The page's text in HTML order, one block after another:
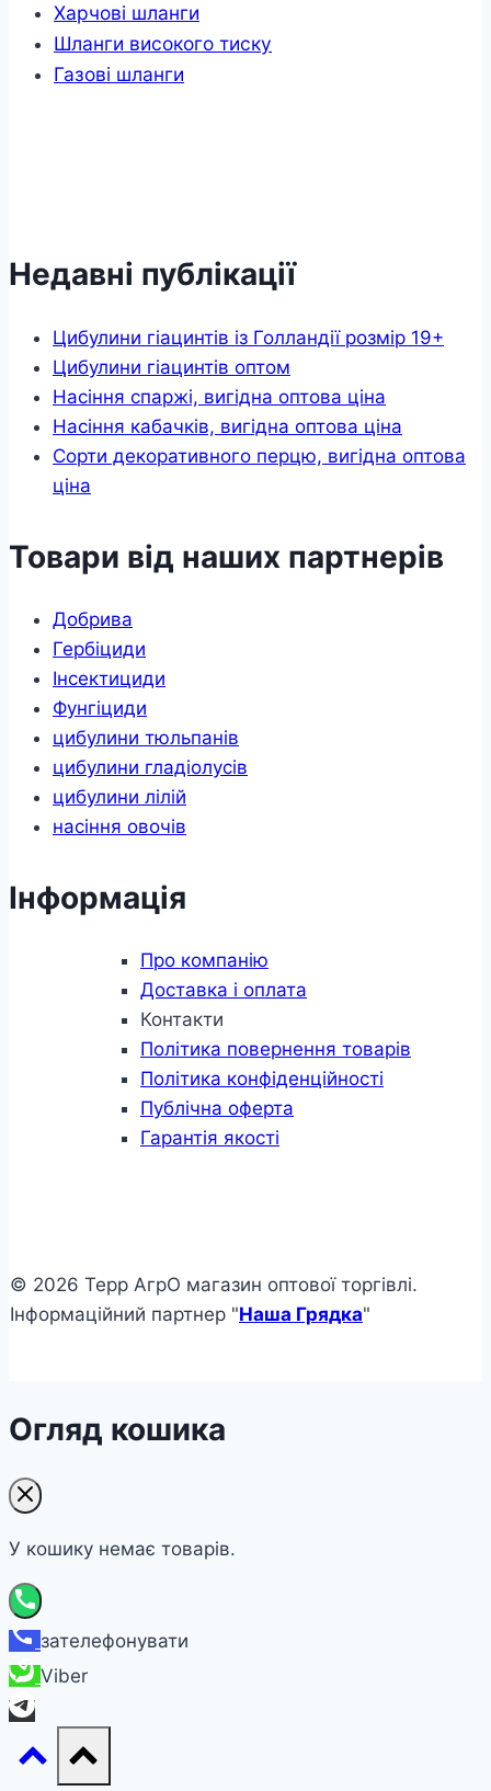
Харчові шланги
Шланги високого тиску
Газові шланги
Недавні публікації
Цибулини гіацинтів із Голландії розмір 19+
Цибулини гіацинтів оптом
Насіння спаржі, вигідна оптова ціна
Насіння кабачків, вигідна оптова ціна
Сорти декоративного перцю, вигідна оптова
ціна
Товари від наших партнерів
Добрива
Гербіциди
Інсектициди
Фунгіциди
цибулини тюльпанів
цибулини гладіолусів
цибулини лілій
насіння овочів
Інформація
Про компанію
Доставка і оплата
Контакти
Політика повернення товарів
Політика конфіденційності
Публічна оферта
Гарантія якості
© 2026 Терр АгрО магазин оптової торгівлі.
Інформаційний партнер "Наша Грядка"
Огляд кошика
У кошику немає товарів.
зателефонувати
Viber